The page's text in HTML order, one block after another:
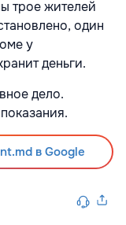
трое жителей
один
у
деньги.
дело.
в Google